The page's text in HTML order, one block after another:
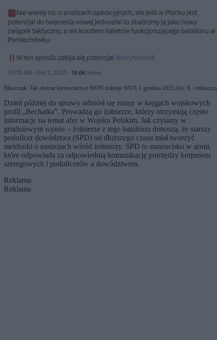
Błaszczak: Tak obecne kierownictwo MON traktuje WOT, 1 grudnia 2025 (fot. X /
Dzień później do sprawy odniósł się znany w kręgach wojskowych
profil „Bechatka”. Prowadzą go żołnierze, którzy otrzymują często
informacje na temat afer w Wojsku Polskim. Jak czytamy w
grudniowym wpisie – żołnierze z tego batalionu donoszą, że starszy
podoficer dowództwa (SPD) od dłuższego czasu miał tworzyć
meldunki o nastrojach wśród żołnierzy. SPD to stanowisko w armii,
które odpowiada za odpowiednią komunikację pomiędzy korpusem
szeregowych i podoficerów a dowództwem.
Reklama
Reklama